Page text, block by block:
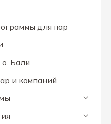
для пар
Бали
и компаний